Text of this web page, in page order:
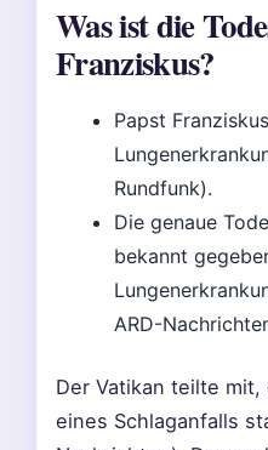
Was ist die
Franziskus?
Papst
Rundfunk).
Die genaue
bekannt
ARD-
Der Vatikan teilte
eines Schlaganfalls